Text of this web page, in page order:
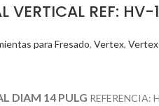
VERTICAL REF: HV-
para Fresado, Vertex, Vertex
DIAM 14 PULG REFERENCIA: